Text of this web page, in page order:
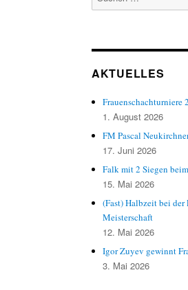
nach:
AKTUELLES
Frauenschachturniere
1. August 2026
FM Pascal
17. Juni 2026
Falk mit 2 Siegen
15. Mai 2026
(Fast) Halbzeit bei
Meisterschaft
12. Mai 2026
Igor Zuyev gewinnt
3. Mai 2026